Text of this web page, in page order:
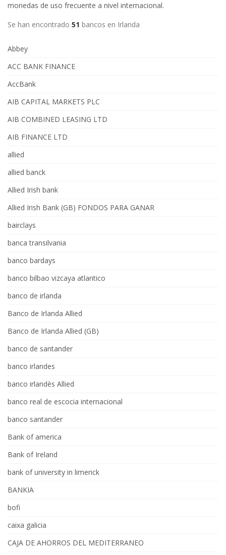
monedas de uso frecuente a nivel internacional.
Se han encontrado 51 bancos en Irlanda
Abbey
ACC BANK FINANCE
AccBank
AIB CAPITAL MARKETS PLC
AIB COMBINED LEASING LTD
AIB FINANCE LTD
allied
allied banck
Allied Irish bank
Allied Irish Bank (GB) FONDOS PARA GANAR
bairclays
banca transilvania
banco bardays
banco bilbao vizcaya atlantico
banco de irlanda
Banco de Irlanda Allied
Banco de Irlanda Allied (GB)
banco de santander
banco irlandes
banco irlandès Allied
banco real de escocia internacional
banco santander
Bank of america
Bank of Ireland
bank of university in limerick
BANKIA
bofi
caixa galicia
CAJA DE AHORROS DEL MEDITERRANEO